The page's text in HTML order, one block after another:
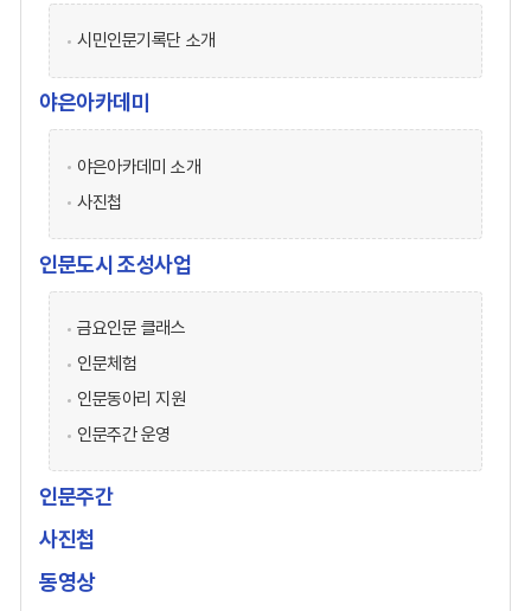
시민인문기록단 소개
야은아카데미
야은아카데미 소개
사진첩
인문도시 조성사업
금요인문 클래스
인문체험
인문동아리 지원
인문주간 운영
인문주간
사진첩
동영상